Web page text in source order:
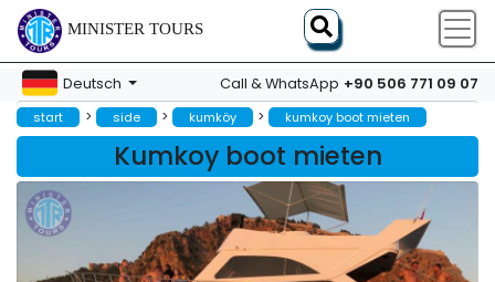
MINISTER TOURS
Deutsch Call & WhatsApp +90 506 771 09 07
start > side > kumköy > kumkoy boot mieten
Kumkoy boot mieten